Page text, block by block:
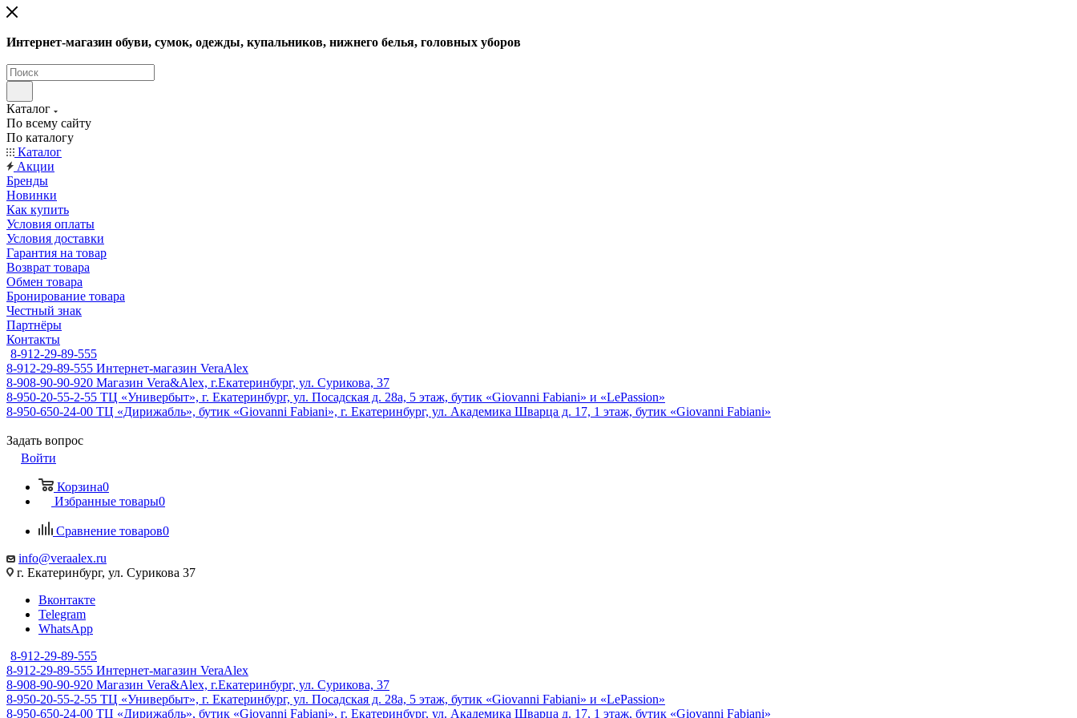
Интернет-магазин обуви, сумок, одежды, купальников, нижнего белья, головных уборов
Каталог
По всему сайту
По каталогу
Каталог
Акции
Бренды
Новинки
Как купить
Условия оплаты
Условия доставки
Гарантия на товар
Возврат товара
Обмен товара
Бронирование товара
Честный знак
Партнёры
Контакты
8-912-29-89-555
8-912-29-89-555 Интернет-магазин VeraAlex
8-908-90-90-920 Магазин Vera&Alex, г.Екатеринбург, ул. Сурикова, 37
8-950-20-55-2-55 ТЦ «Универбыт», г. Екатеринбург, ул. Посадская д. 28а, 5 этаж, бутик «Giovanni Fabiani» и «LePassion»
8-950-650-24-00 ТЦ «Дирижабль», бутик «Giovanni Fabiani», г. Екатеринбург, ул. Академика Шварца д. 17, 1 этаж, бутик «Giovanni Fabiani»
Задать вопрос
Войти
Корзина0
Избранные товары0
Сравнение товаров0
info@veraalex.ru
г. Екатеринбург, ул. Сурикова 37
Вконтакте
Telegram
WhatsApp
8-912-29-89-555
8-912-29-89-555 Интернет-магазин VeraAlex
8-908-90-90-920 Магазин Vera&Alex, г.Екатеринбург, ул. Сурикова, 37
8-950-20-55-2-55 ТЦ «Универбыт», г. Екатеринбург, ул. Посадская д. 28а, 5 этаж, бутик «Giovanni Fabiani» и «LePassion»
8-950-650-24-00 ТЦ «Дирижабль», бутик «Giovanni Fabiani», г. Екатеринбург, ул. Академика Шварца д. 17, 1 этаж, бутик «Giovanni Fabiani»